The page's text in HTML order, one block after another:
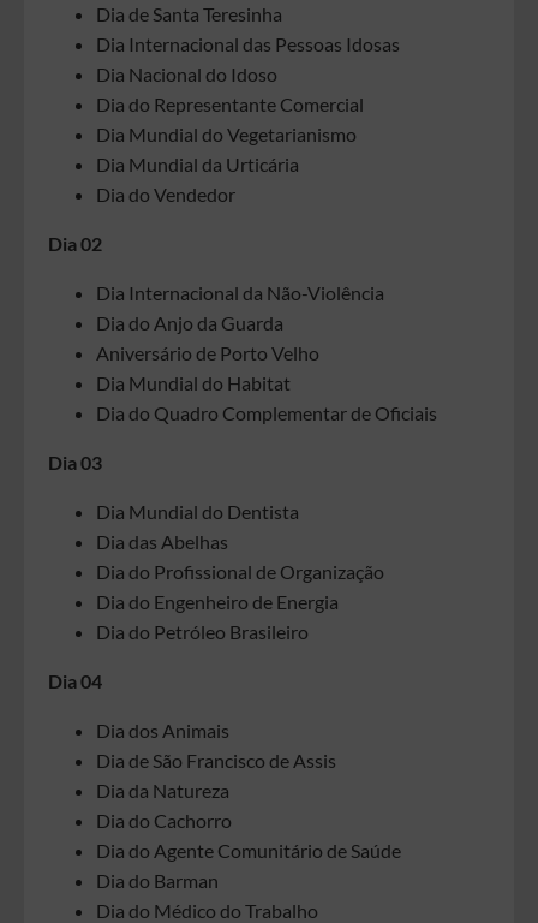
Dia de Santa Teresinha
Dia Internacional das Pessoas Idosas
Dia Nacional do Idoso
Dia do Representante Comercial
Dia Mundial do Vegetarianismo
Dia Mundial da Urticária
Dia do Vendedor
Dia 02
Dia Internacional da Não-Violência
Dia do Anjo da Guarda
Aniversário de Porto Velho
Dia Mundial do Habitat
Dia do Quadro Complementar de Oficiais
Dia 03
Dia Mundial do Dentista
Dia das Abelhas
Dia do Profissional de Organização
Dia do Engenheiro de Energia
Dia do Petróleo Brasileiro
Dia 04
Dia dos Animais
Dia de São Francisco de Assis
Dia da Natureza
Dia do Cachorro
Dia do Agente Comunitário de Saúde
Dia do Barman
Dia do Médico do Trabalho